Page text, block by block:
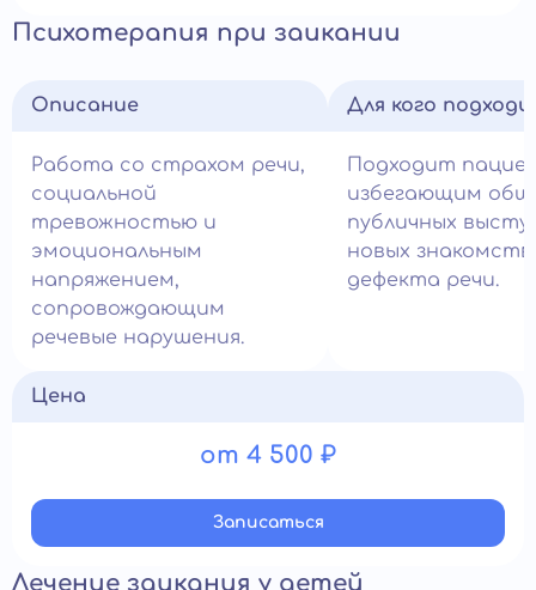
Психотерапия при заикании
Описание
Работа со страхом речи,
социальной
тревожностью и
эмоциональным
напряжением,
сопровождающим
речевые нарушения.
Для кого
Подходит
избегающим
публичных
новых знакомств
дефекта речи.
Цена
от 4 500 ₽
Записатьcя
Лечение заикания у детей